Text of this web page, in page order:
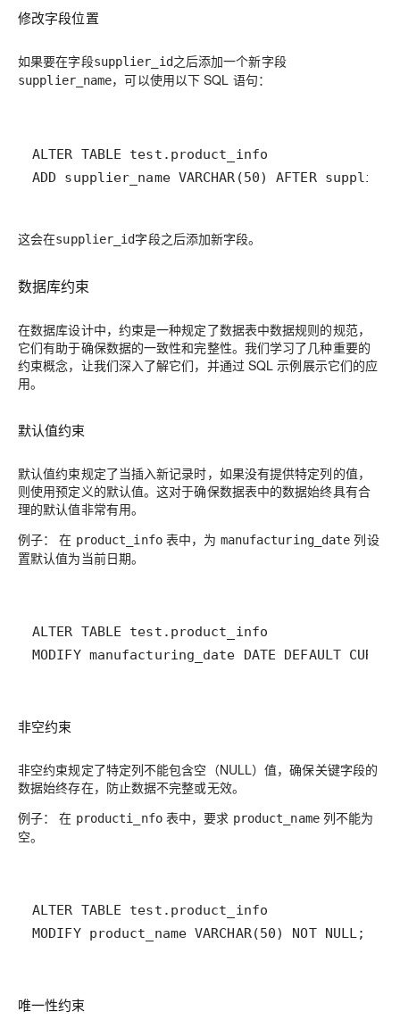
修改字段位置
如果要在字段supplier_id之后添加一个新字段
supplier_name，可以使用以下 SQL 语句：
这会在supplier_id字段之后添加新字段。
数据库约束
在数据库设计中，约束是一种规定了数据表中数据规则的规范，
它们有助于确保数据的一致性和完整性。我们学习了几种重要的
约束概念，让我们深入了解它们，并通过 SQL 示例展示它们的应
用。
默认值约束
默认值约束规定了当插入新记录时，如果没有提供特定列的值，
则使用预定义的默认值。这对于确保数据表中的数据始终具有合
理的默认值非常有用。
例子：
在 product_info表中，为 manufacturing_date 列设
置默认值为当前日期。
非空约束
非空约束规定了特定列不能包含空（NULL）值，确保关键字段的
数据始终存在，防止数据不完整或无效。
例子：
在 producti_nfo表中，要求 product_name列不能为
空。
唯一性约束